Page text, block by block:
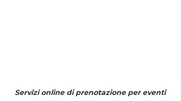
Servizi online di prenotazione per eventi